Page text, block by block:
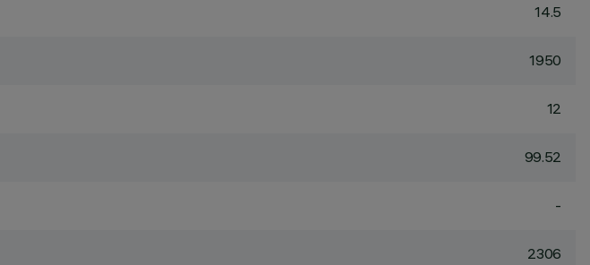
14.5
1950
12
99.52
-
2306